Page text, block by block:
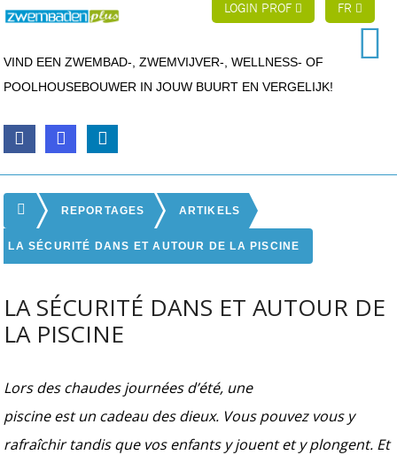
LOGIN PROF FR
VIND EEN ZWEMBAD-, ZWEMVIJVER-, WELLNESS- OF
POOLHOUSEBOUWER IN JOUW BUURT EN VERGELIJK!
REPORTAGES ARTIKELS
LA SÉCURITÉ DANS ET AUTOUR DE LA PISCINE
LA SÉCURITÉ DANS ET AUTOUR DE
LA PISCINE
Lors des chaudes journées d’été, une
piscine est un cadeau des dieux. Vous pouvez vous y
rafraîchir tandis que vos enfants y jouent et y plongent. Et